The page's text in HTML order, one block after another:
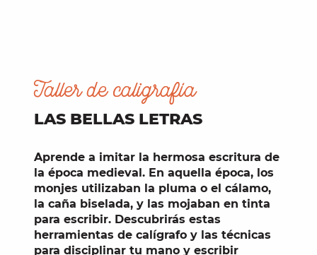
Taller de caligrafía
LAS BELLAS LETRAS
Aprende a imitar la hermosa escritura de
la época medieval. En aquella época, los
monjes utilizaban la pluma o el cálamo,
la caña biselada, y las mojaban en tinta
para escribir. Descubrirás estas
herramientas de calígrafo y las técnicas
para disciplinar tu mano y escribir